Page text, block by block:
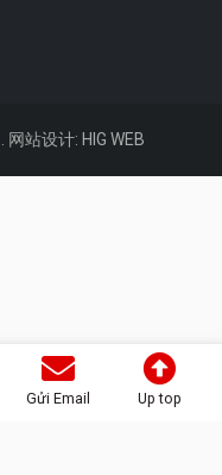
网站设计: HIG WEB
Gửi Email Up top